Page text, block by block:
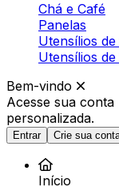
Chá e Café
Panelas
Utensílios
Utensílios
Bem-vindo
Acesse sua
personalizada.
Entrar Crie sua
Início